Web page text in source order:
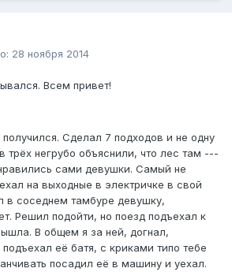
28 ноября 2014
Всем привет!
Сделал 7 подходов и не одну
трёх негрубо объяснили, что лес там ---
сами девушки. Самый не
на выходные в электричке в свой
в соседнем тамбуре девушку,
Решил подойти, но поезд подъехал к
В общем я за ней, догнал,
её батя, с криками типо тебе
посадил её в машину и уехал.